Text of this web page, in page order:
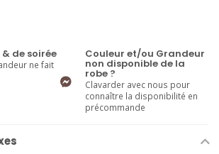
de soirée
ne fait
Couleur et/ou Grandeur
non disponible de la
robe ?
Clavarder avec nous pour
connaître la disponibilité en
précommande